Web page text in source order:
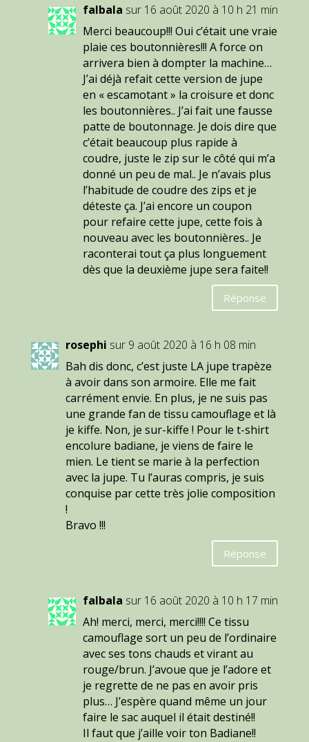
falbala sur 16 août 2020 à 10 h 21 min
Merci beaucoup!!! Oui c’était une vraie
plaie ces boutonnières!!! A force on
arrivera bien à dompter la machine…
J’ai déjà refait cette version de jupe
en « escamotant » la croisure et donc
les boutonnières.. J’ai fait une fausse
patte de boutonnage. Je dois dire que
c’était beaucoup plus rapide à
coudre, juste le zip sur le côté qui m’a
donné un peu de mal.. Je n’avais plus
l’habitude de coudre des zips et je
déteste ça. J’ai encore un coupon
pour refaire cette jupe, cette fois à
nouveau avec les boutonnières.. Je
raconterai tout ça plus longuement
dès que la deuxième jupe sera faite!!
Réponse
rosephi sur 9 août 2020 à 16 h 08 min
Bah dis donc, c’est juste LA jupe trapèze
à avoir dans son armoire. Elle me fait
carrément envie. En plus, je ne suis pas
une grande fan de tissu camouflage et là
je kiffe. Non, je sur-kiffe ! Pour le t-shirt
encolure badiane, je viens de faire le
mien. Le tient se marie à la perfection
avec la jupe. Tu l’auras compris, je suis
conquise par cette très jolie composition
!
Bravo !!!
Réponse
falbala sur 16 août 2020 à 10 h 17 min
Ah! merci, merci, merci!!!! Ce tissu
camouflage sort un peu de l’ordinaire
avec ses tons chauds et virant au
rouge/brun. J’avoue que je l’adore et
je regrette de ne pas en avoir pris
plus… J’espère quand même un jour
faire le sac auquel il était destiné!!
Il faut que j’aille voir ton Badiane!!